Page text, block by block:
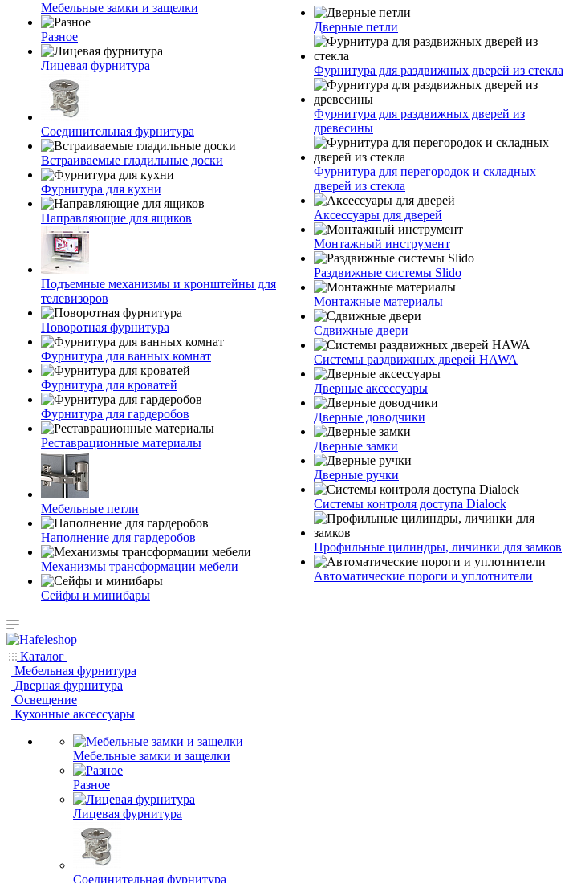
Мебельные замки и защелки
Разное
Лицевая фурнитура
Соединительная фурнитура
Встраиваемые гладильные доски
Фурнитура для кухни
Направляющие для ящиков
Подъемные механизмы и кронштейны для
телевизоров
Поворотная фурнитура
Фурнитура для ванных комнат
Фурнитура для кроватей
Фурнитура для гардеробов
Реставрационные материалы
Мебельные петли
Наполнение для гардеробов
Механизмы трансформации мебели
Сейфы и минибары
Дверные петли
Фурнитура для раздвижных дверей из стекла
Фурнитура для раздвижных дверей из
древесины
Фурнитура для перегородок и складных
дверей из стекла
Аксессуары для дверей
Монтажный инструмент
Раздвижные системы Slido
Монтажные материалы
Сдвижные двери
Системы раздвижных дверей HAWA
Дверные аксессуары
Дверные доводчики
Дверные замки
Дверные ручки
Системы контроля доступа Dialock
Профильные цилиндры, личинки для замков
Автоматические пороги и уплотнители
Каталог
Мебельная фурнитура
Дверная фурнитура
Освещение
Кухонные аксессуары
Мебельные замки и защелки
Разное
Лицевая фурнитура
Соединительная фурнитура